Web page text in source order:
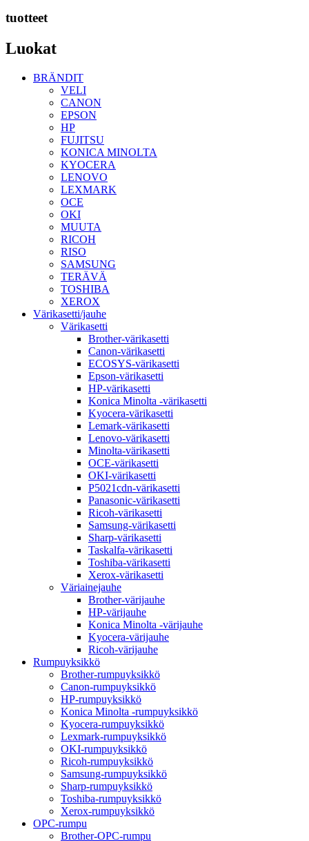
tuotteet
Luokat
BRÄNDIT
VELI
CANON
EPSON
HP
FUJITSU
KONICA MINOLTA
KYOCERA
LENOVO
LEXMARK
OCE
OKI
MUUTA
RICOH
RISO
SAMSUNG
TERÄVÄ
TOSHIBA
XEROX
Värikasetti/jauhe
Värikasetti
Brother-värikasetti
Canon-värikasetti
ECOSYS-värikasetti
Epson-värikasetti
HP-värikasetti
Konica Minolta -värikasetti
Kyocera-värikasetti
Lemark-värikasetti
Lenovo-värikasetti
Minolta-värikasetti
OCE-värikasetti
OKI-värikasetti
P5021cdn-värikasetti
Panasonic-värikasetti
Ricoh-värikasetti
Samsung-värikasetti
Sharp-värikasetti
Taskalfa-värikasetti
Toshiba-värikasetti
Xerox-värikasetti
Väriainejauhe
Brother-värijauhe
HP-värijauhe
Konica Minolta -värijauhe
Kyocera-värijauhe
Ricoh-värijauhe
Rumpuyksikkö
Brother-rumpuyksikkö
Canon-rumpuyksikkö
HP-rumpuyksikkö
Konica Minolta -rumpuyksikkö
Kyocera-rumpuyksikkö
Lexmark-rumpuyksikkö
OKI-rumpuyksikkö
Ricoh-rumpuyksikkö
Samsung-rumpuyksikkö
Sharp-rumpuyksikkö
Toshiba-rumpuyksikkö
Xerox-rumpuyksikkö
OPC-rumpu
Brother-OPC-rumpu